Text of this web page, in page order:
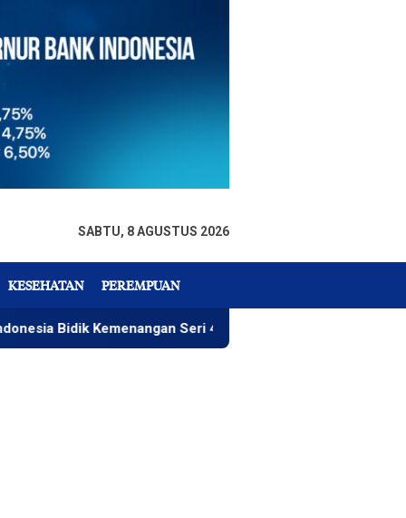
SABTU, 8 AGUSTUS 2026
KESEHATAN PEREMPUAN
Seri 4 ARRC